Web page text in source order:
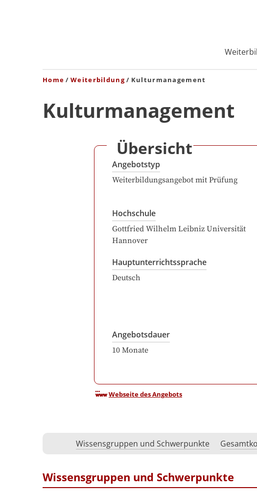
Home Weiterbildung Kulturmanagement
Kulturmanagement
Übersicht
Angebotstyp
Weiterbildungsangebot mit Prüfung
Hochschule
Gottfried Wilhelm Leibniz Universität
Hannover
Hauptunterrichtssprache
Deutsch
Angebotsdauer
10 Monate
Webseite des Angebots
Wissensgruppen und Schwerpunkte
Wissensgruppen und Schwerpunkte